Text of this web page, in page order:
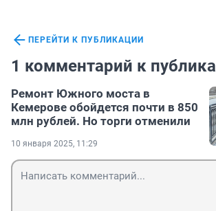
ПЕРЕЙТИ К ПУБЛИКАЦИИ
1 комментарий к
Ремонт Южного моста в
Кемерове обойдется почти в 850
млн рублей. Но торги отменили
10 января 2025, 11:29